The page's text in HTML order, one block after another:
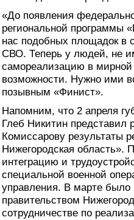
«До появления
региональной программы
нас подобных площадок в
СВО. Теперь у людей, не
самореализацию в
возможности. Нужно ими
позывным «Финист».
Напомним, что 2 апреля
Глеб Никитин
Комиссарову результаты
Нижегородская область».
интеграцию и
специальной военной
управления. В марте
правительством
сотрудничестве по